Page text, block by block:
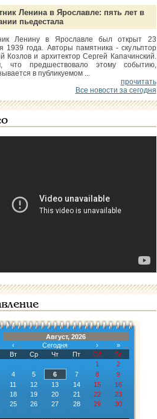
Ленина в Ярославле: пять лет в
пьедестала
Ленину в Ярославле был открыт 23
1939 года. Авторы памятника - скульптор
Козлов и архитектор Сергей Капачинский.
что предшествовало этому событию,
в публикуемом ...
прочитать
Все новости за сегодня
Август, 2026
‹ Сегодня ›
»
Вт Ср Чт Пт Сб
Вс
1
2
4 5 6 7 8
9
11 12 13 14 15
16
18 19 20 21 22
23
25 26 27 28 29
30